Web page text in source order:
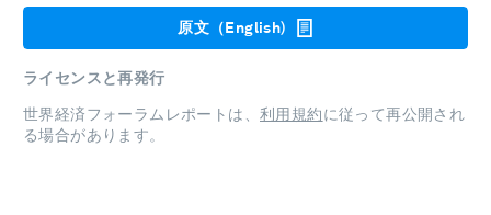
原文（English)
ライセンスと再発行
世界経済フォーラムレポートは、 利用規約に従って再公開され
る場合があります。